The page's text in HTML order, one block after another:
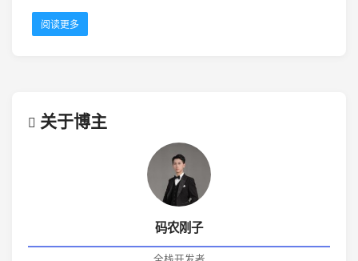
阅读更多
关于博主
码农刚子